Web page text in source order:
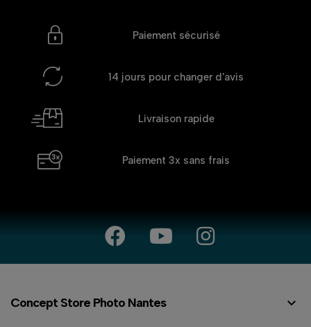
Paiement sécurisé
14 jours pour changer d'avis
Livraison rapide
Paiement 3x sans frais
Concept Store Photo Nantes 